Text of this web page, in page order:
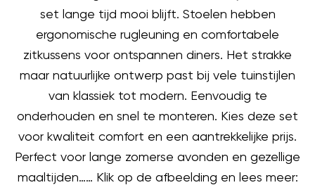
set lange tijd mooi blijft. Stoelen hebben
ergonomische rugleuning en comfortabele
zitkussens voor ontspannen diners. Het strakke
maar natuurlijke ontwerp past bij vele tuinstijlen
van klassiek tot modern. Eenvoudig te
onderhouden en snel te monteren. Kies deze set
voor kwaliteit comfort en een aantrekkelijke prijs.
Perfect voor lange zomerse avonden en gezellige
maaltijden…… Klik op de afbeelding en lees meer: